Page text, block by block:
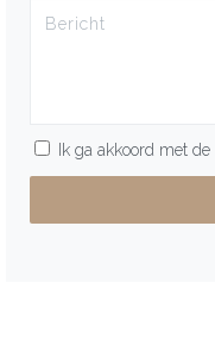
Ik ga akkoord met de